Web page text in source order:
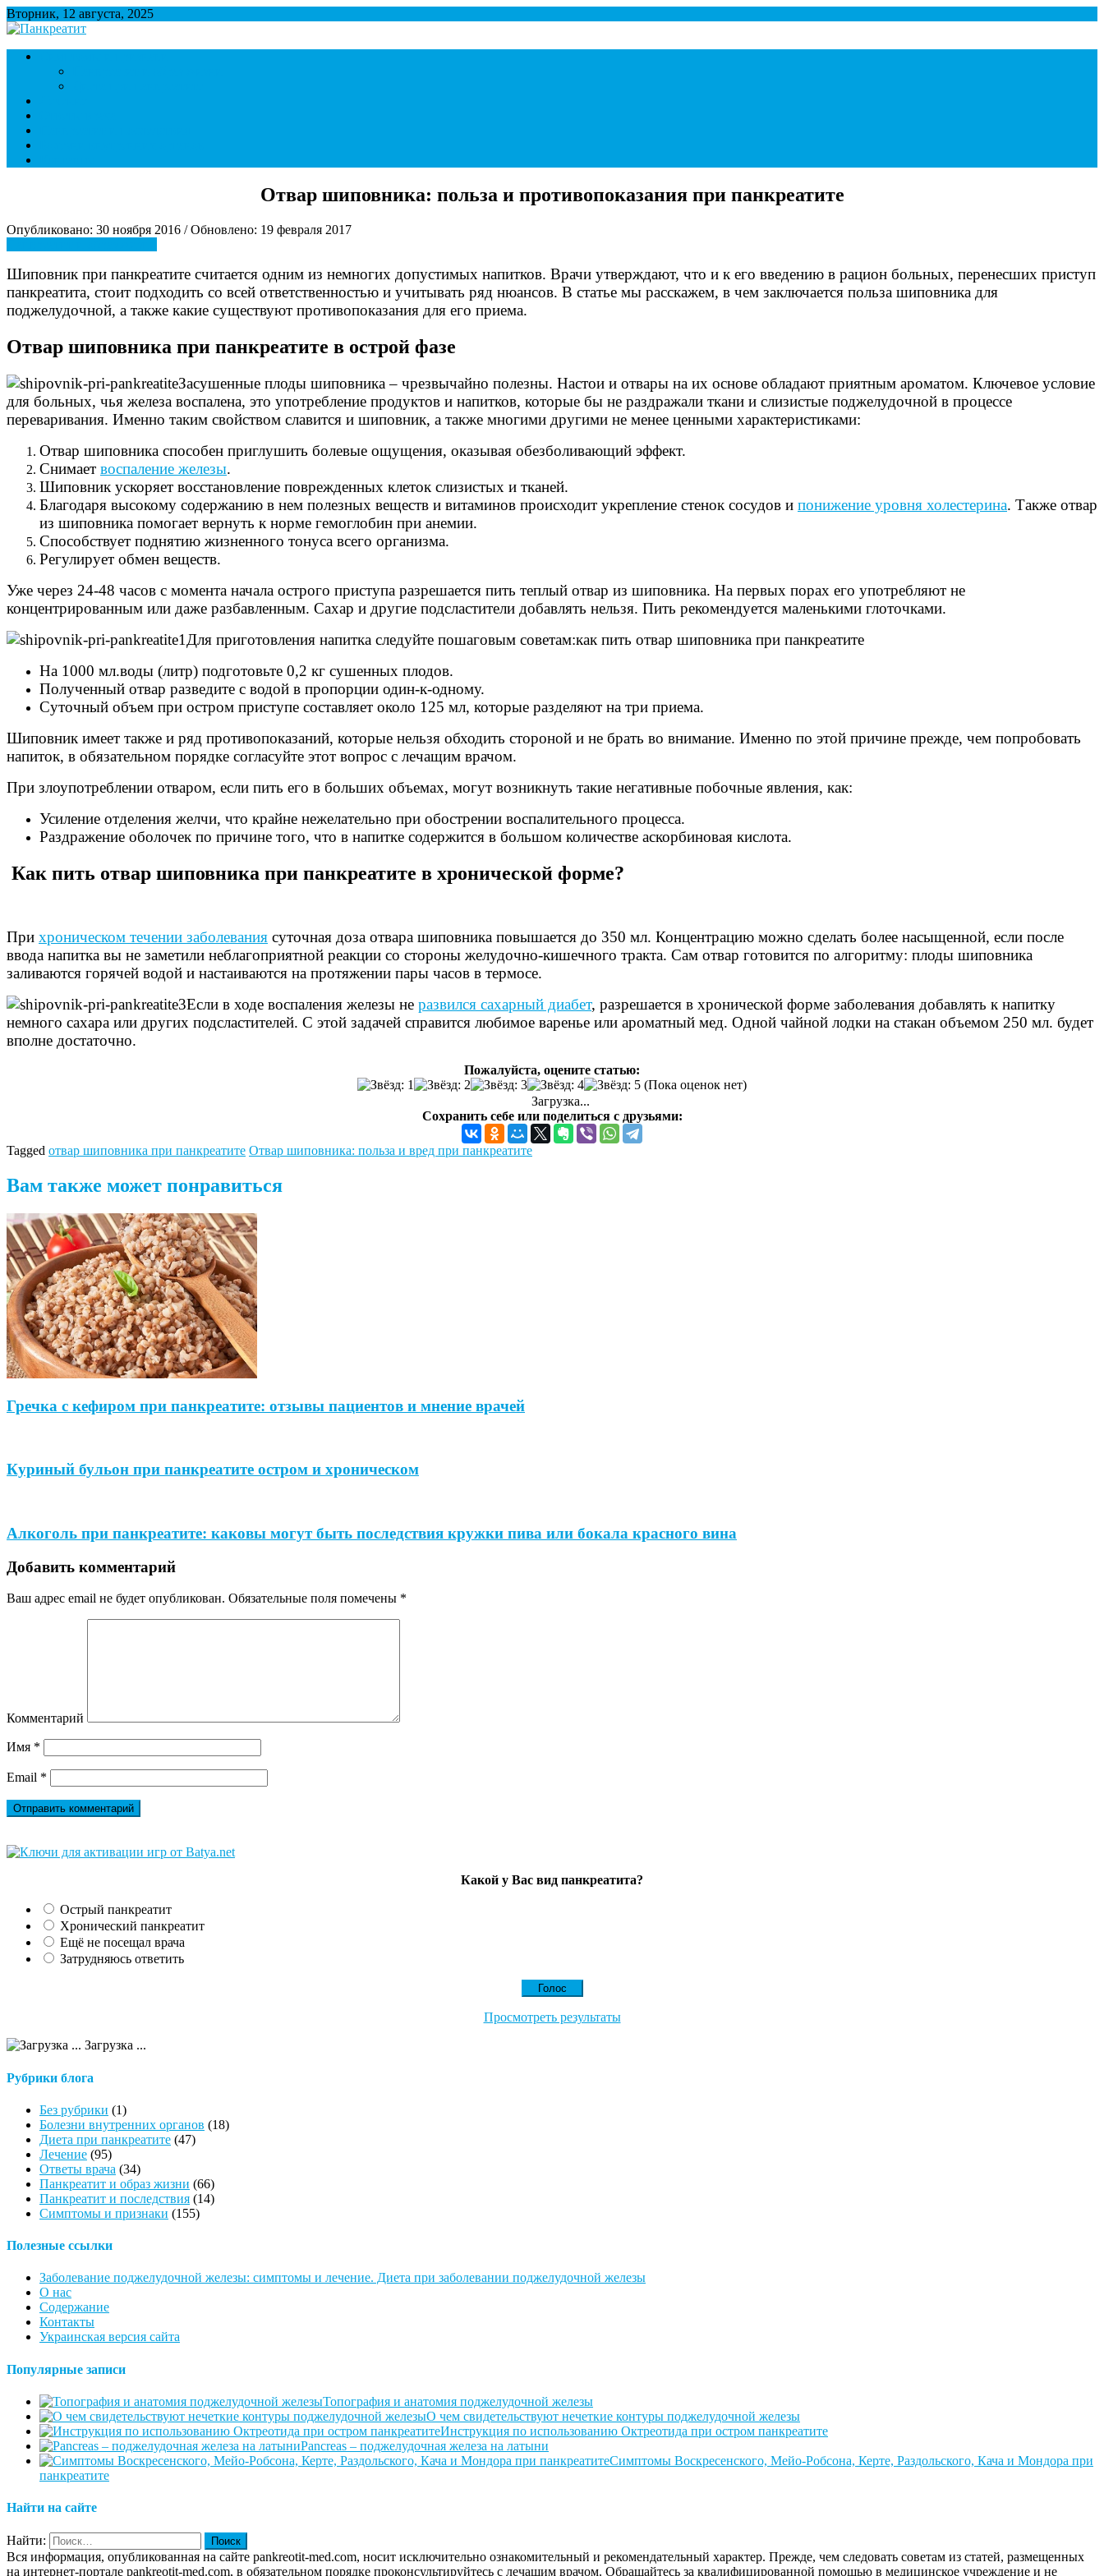
Вторник, 12 августа, 2025
Панкреатит
Поджелудочная железа. Симптомы и лечение панкреатита. Диета при панкреатите.
Отвар шиповника: польза и противопоказания при панкреатите
Опубликовано: 30 ноября 2016 / Обновлено: 19 февраля 2017
Шиповник при панкреатите считается одним из немногих допустимых напитков. Врачи утверждают, что и к его введению в рацион больных, перенесших приступ
панкреатита, стоит подходить со всей ответственностью и учитывать ряд нюансов. В статье мы расскажем, в чем заключается польза шиповника для
поджелудочной, а также какие существуют противопоказания для его приема.
Отвар шиповника при панкреатите в острой фазе
Засушенные плоды шиповника – чрезвычайно полезны. Настои и отвары на их основе обладают приятным ароматом. Ключевое условие
для больных, чья железа воспалена, это употребление продуктов и напитков, которые бы не раздражали ткани и слизистые поджелудочной в процессе
переваривания. Именно таким свойством славится и шиповник, а также многими другими не менее ценными характеристиками:
Отвар шиповника способен приглушить болевые ощущения, оказывая обезболивающий эффект.
Снимает воспаление железы.
Шиповник ускоряет восстановление поврежденных клеток слизистых и тканей.
Благодаря высокому содержанию в нем полезных веществ и витаминов происходит укрепление стенок сосудов и понижение уровня холестерина. Также отвар
из шиповника помогает вернуть к норме гемоглобин при анемии.
Способствует поднятию жизненного тонуса всего организма.
Регулирует обмен веществ.
Уже через 24-48 часов с момента начала острого приступа разрешается пить теплый отвар из шиповника. На первых порах его употребляют не
концентрированным или даже разбавленным. Сахар и другие подсластители добавлять нельзя. Пить рекомендуется маленькими глоточками.
Для приготовления напитка следуйте пошаговым советам:как пить отвар шиповника при панкреатите
На 1000 мл.воды (литр) подготовьте 0,2 кг сушенных плодов.
Полученный отвар разведите с водой в пропорции один-к-одному.
Суточный объем при остром приступе составляет около 125 мл, которые разделяют на три приема.
Шиповник имеет также и ряд противопоказаний, которые нельзя обходить стороной и не брать во внимание. Именно по этой причине прежде, чем попробовать
напиток, в обязательном порядке согласуйте этот вопрос с лечащим врачом.
При злоупотреблении отваром, если пить его в больших объемах, могут возникнуть такие негативные побочные явления, как:
Усиление отделения желчи, что крайне нежелательно при обострении воспалительного процесса.
Раздражение оболочек по причине того, что в напитке содержится в большом количестве аскорбиновая кислота.
Как пить отвар шиповника при панкреатите в хронической форме?
При хроническом течении заболевания суточная доза отвара шиповника повышается до 350 мл. Концентрацию можно сделать более насыщенной, если после
ввода напитка вы не заметили неблагоприятной реакции со стороны желудочно-кишечного тракта. Сам отвар готовится по алгоритму: плоды шиповника
заливаются горячей водой и настаиваются на протяжении пары часов в термосе.
Если в ходе воспаления железы не развился сахарный диабет, разрешается в хронической форме заболевания добавлять к напитку
немного сахара или других подсластителей. С этой задачей справится любимое варенье или ароматный мед. Одной чайной лодки на стакан объемом 250 мл. будет
вполне достаточно.
Пожалуйста, оцените статью:
(Пока оценок нет)
Загрузка...
Сохранить себе или поделиться с друзьями:
Tagged отвар шиповника при панкреатите Отвар шиповника: польза и вред при панкреатите
Вам также может понравиться
Гречка с кефиром при панкреатите: отзывы пациентов и мнение врачей
Куриный бульон при панкреатите остром и хроническом
Алкоголь при панкреатите: каковы могут быть последствия кружки пива или бокала красного вина
Добавить комментарий
Ваш адрес email не будет опубликован. Обязательные поля помечены *
Комментарий
Имя *
Email *
Какой у Вас вид панкреатита?
Острый панкреатит
Хронический панкреатит
Ещё не посещал врача
Затрудняюсь ответить
Просмотреть результаты
Загрузка ...
Рубрики блога
Без рубрики (1)
Болезни внутренних органов (18)
Диета при панкреатите (47)
Лечение (95)
Ответы врача (34)
Панкреатит и образ жизни (66)
Панкреатит и последствия (14)
Симптомы и признаки (155)
Полезные ссылки
Заболевание поджелудочной железы: симптомы и лечение. Диета при заболевании поджелудочной железы
О нас
Содержание
Контакты
Украинская версия сайта
Популярные записи
Топография и анатомия поджелудочной железы
О чем свидетельствуют нечеткие контуры поджелудочной железы
Инструкция по использованию Октреотида при остром панкреатите
Pancreas – поджелудочная железа на латыни
Симптомы Воскресенского, Мейо-Робсона, Керте, Раздольского, Кача и Мондора при
панкреатите
Найти на сайте
Найти:
Вся информация, опубликованная на сайте pankreotit-med.com, носит исключительно ознакомительный и рекомендательный характер. Прежде, чем следовать советам из статей, размещенных
на интернет-портале pankreotit-med.com, в обязательном порядке проконсультируйтесь с лечащим врачом. Обращайтесь за квалифицированной помощью в медицинское учреждение и не